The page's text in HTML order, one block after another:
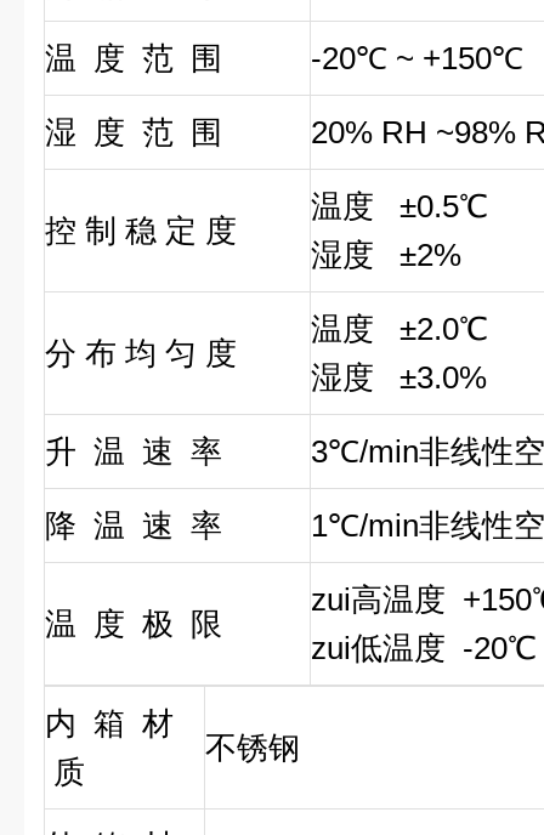
温 度 范 围 -20℃ ~ +150℃
湿 度 范 围 20% RH ~98%
控 制 稳 定 度
温度 ±0.5℃
湿度 ±2%
分 布 均 匀 度
温度 ±2.0℃
湿度 ±3.0%
升 温 速 率 3℃/min非线性
降 温 速 率 1℃/min非线性
温 度 极 限
zui高温度
zui低温度 -20℃
内 箱 材
质
不锈钢